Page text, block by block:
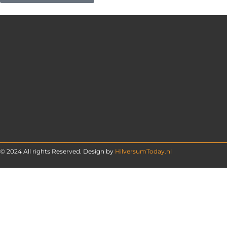
© 2024 All rights Reserved. Design by HilversumToday.nl